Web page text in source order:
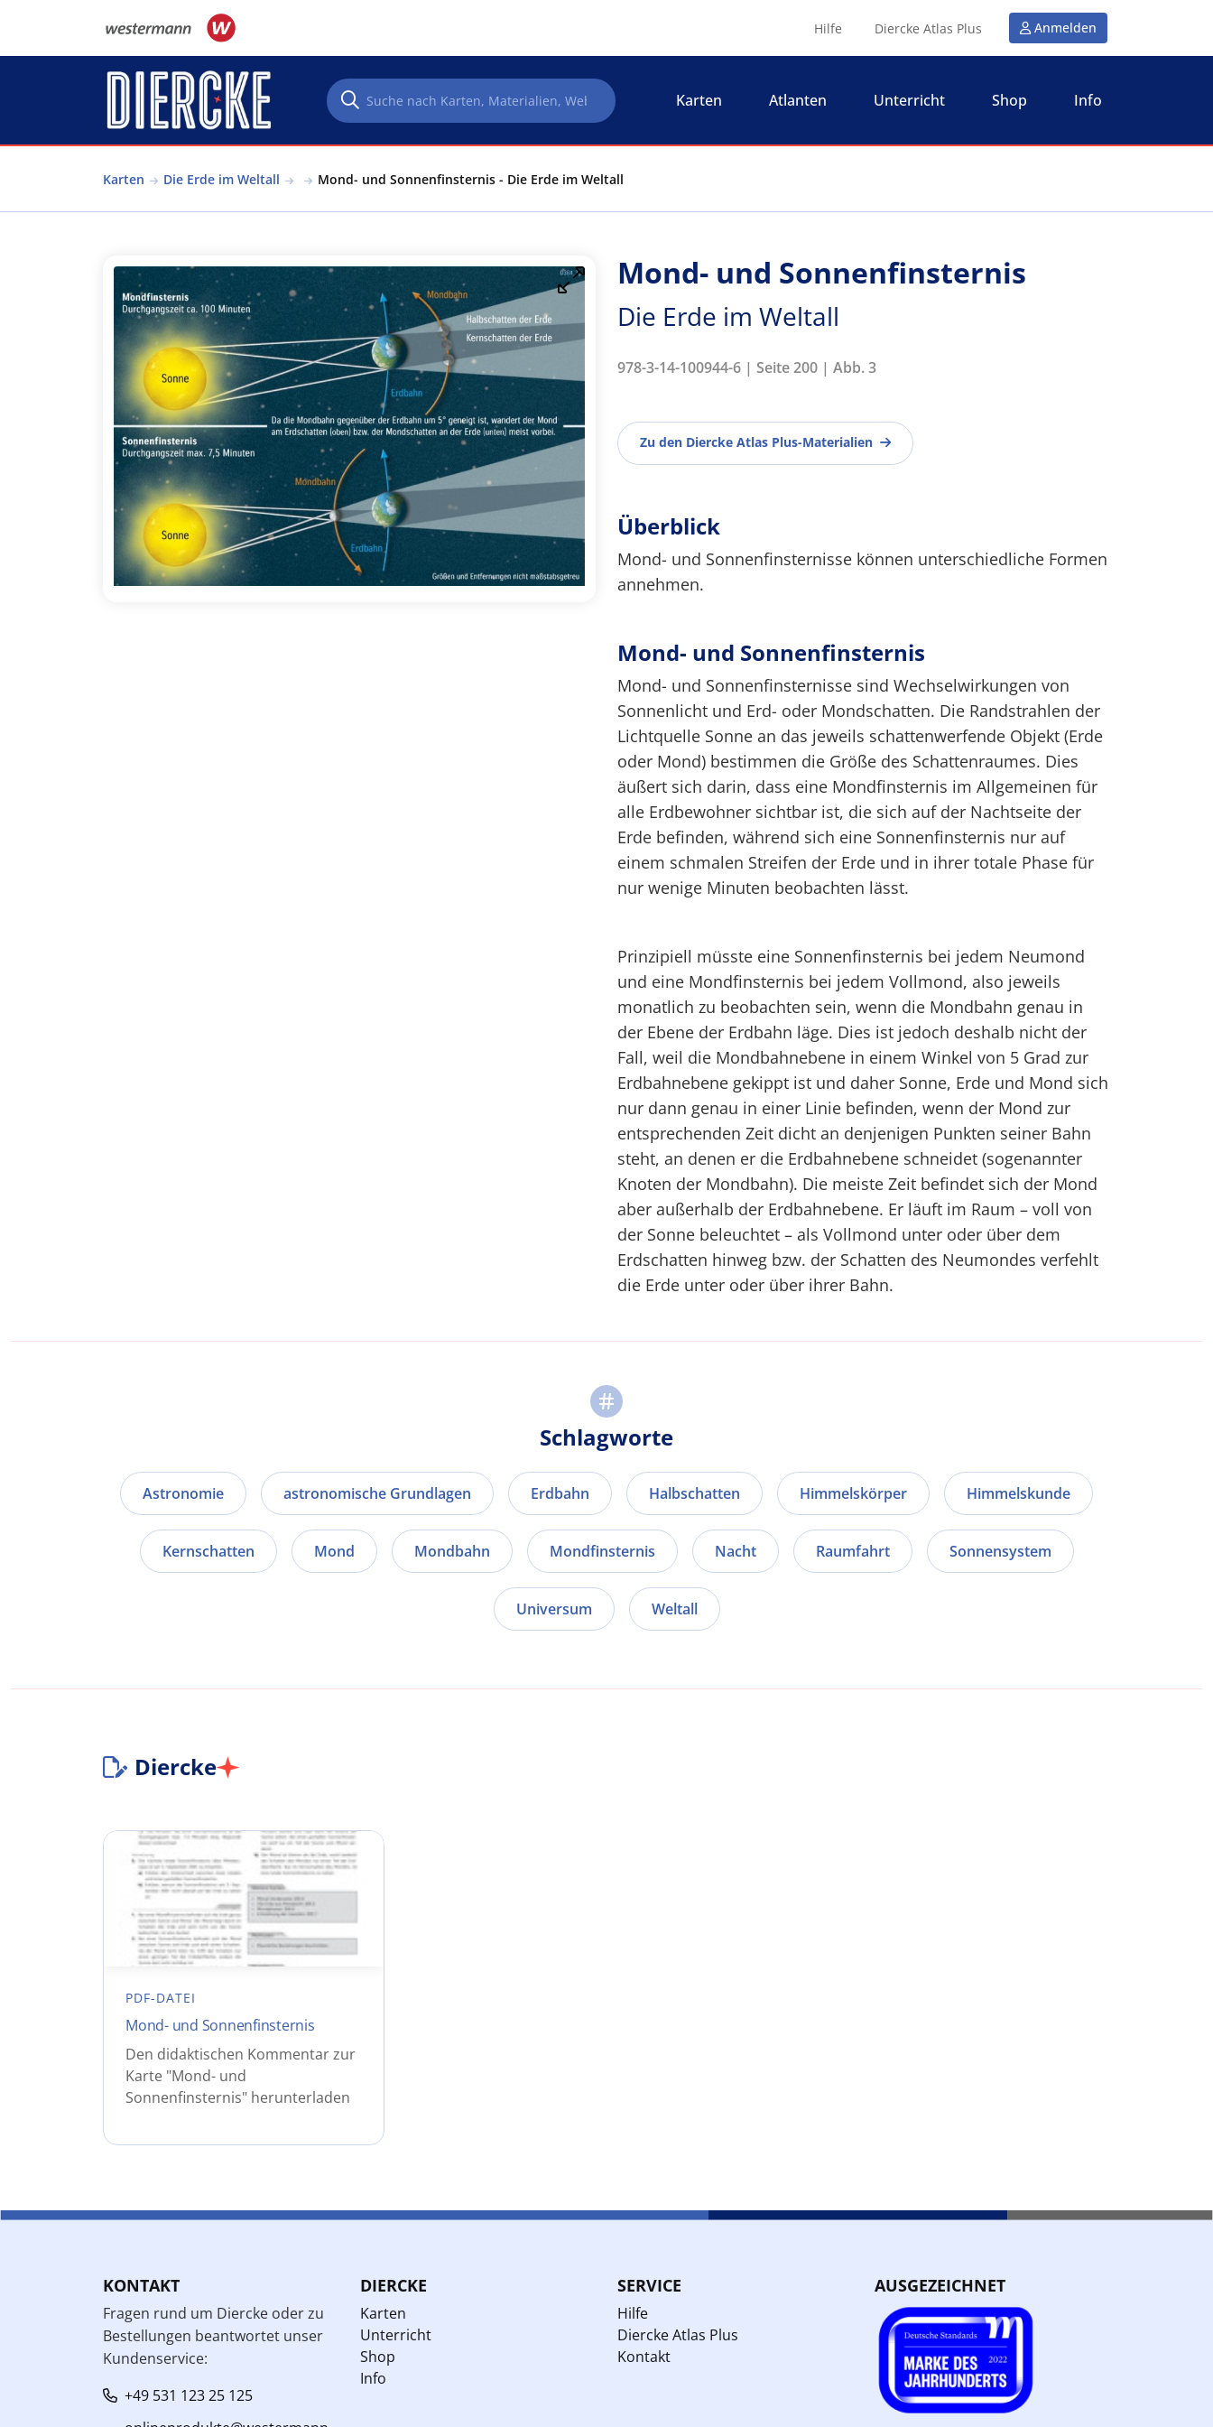
Hilfe Diercke Atlas Plus Anmelden
Karten Atlanten Unterricht Shop Info
Karten Die Erde im Weltall Mond- und Sonnenfinsternis - Die Erde im Weltall
Mond- und Sonnenfinsternis
Die Erde im Weltall
978-3-14-100944-6 | Seite 200 | Abb. 3
Zu den Diercke Atlas Plus-Materialien
Überblick
Mond- und Sonnenfinsternisse können unterschiedliche Formen
annehmen.
Mond- und Sonnenfinsternis
Mond- und Sonnenfinsternisse sind Wechselwirkungen von
Sonnenlicht und Erd- oder Mondschatten. Die Randstrahlen der
Lichtquelle Sonne an das jeweils schattenwerfende Objekt (Erde
oder Mond) bestimmen die Größe des Schattenraumes. Dies
äußert sich darin, dass eine Mondfinsternis im Allgemeinen für
alle Erdbewohner sichtbar ist, die sich auf der Nachtseite der
Erde befinden, während sich eine Sonnenfinsternis nur auf
einem schmalen Streifen der Erde und in ihrer totale Phase für
nur wenige Minuten beobachten lässt.
Prinzipiell müsste eine Sonnenfinsternis bei jedem Neumond
und eine Mondfinsternis bei jedem Vollmond, also jeweils
monatlich zu beobachten sein, wenn die Mondbahn genau in
der Ebene der Erdbahn läge. Dies ist jedoch deshalb nicht der
Fall, weil die Mondbahnebene in einem Winkel von 5 Grad zur
Erdbahnebene gekippt ist und daher Sonne, Erde und Mond sich
nur dann genau in einer Linie befinden, wenn der Mond zur
entsprechenden Zeit dicht an denjenigen Punkten seiner Bahn
steht, an denen er die Erdbahnebene schneidet (sogenannter
Knoten der Mondbahn). Die meiste Zeit befindet sich der Mond
aber außerhalb der Erdbahnebene. Er läuft im Raum – voll von
der Sonne beleuchtet – als Vollmond unter oder über dem
Erdschatten hinweg bzw. der Schatten des Neumondes verfehlt
die Erde unter oder über ihrer Bahn.
Schlagworte
Astronomie astronomische Grundlagen Erdbahn Halbschatten Himmelskörper Himmelskunde
Kernschatten Mond Mondbahn Mondfinsternis Nacht Raumfahrt Sonnensystem
Universum Weltall
Diercke
PDF-DATEI
Mond- und Sonnenfinsternis
Den didaktischen Kommentar zur
Karte "Mond- und
Sonnenfinsternis" herunterladen
KONTAKT
Fragen rund um Diercke oder zu
Bestellungen beantwortet unser
Kundenservice:
+49 531 123 25 125
DIERCKE
Karten
Unterricht
Shop
Info
SERVICE
Hilfe
Diercke Atlas Plus
Kontakt
AUSGEZEICHNET